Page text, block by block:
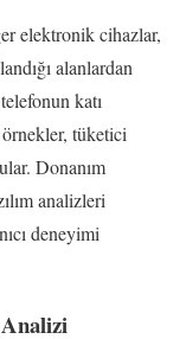
elektronik cihazlar,
alanlardan
katı
tüketici
Donanım
analizleri
deneyimi